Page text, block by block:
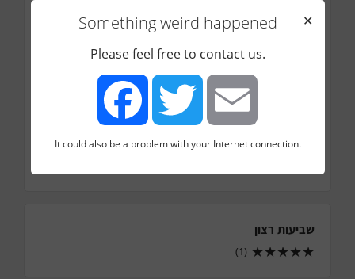
טלפון
0545688213
shiferons@gmail.com
כמה עובדים בחברה
כמה עובדים בדיגיטל מרקטינג
שביעות רצון
★
★
★
★
★
(1)
Something weird happened
✕
Please feel free to contact us.
FacebookTwitter Email
It could also be a problem with your Internet connection.